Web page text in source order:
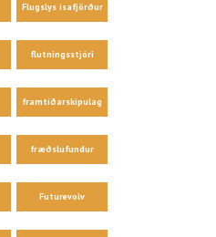
Flugslys ísafjörður
flutningsstjóri
framtíðarskipulag
fræðslufundur
Futurevolv